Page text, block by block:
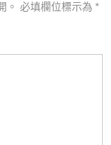
。 必填欄位標示為 *